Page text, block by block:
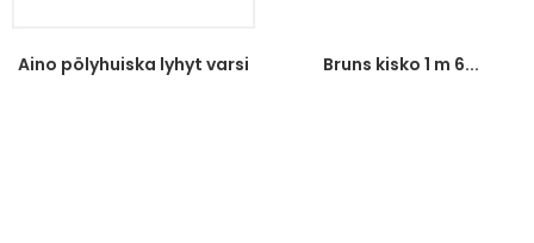
Aino pölyhuiska lyhyt varsi Bruns kisko 1 m 6...